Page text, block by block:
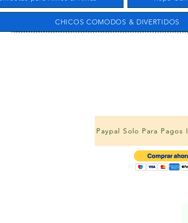
CHICOS COMODOS & DIVERTIDOS
Paypal Solo Para Pagos